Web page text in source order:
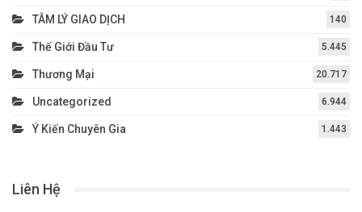
TÂM LÝ GIAO DỊCH 140
Thế Giới Đầu Tư 5.445
Thương Mại 20.717
Uncategorized 6.944
Ý Kiến Chuyên Gia 1.443
Liên Hệ